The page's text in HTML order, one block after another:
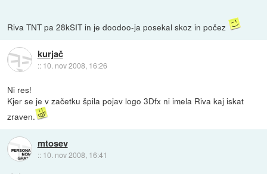
Riva TNT pa 28kSIT in je doodoo-ja posekal skoz in počez
kurjač
:: 10. nov 2008, 16:26
Ni res!
Kjer se je v začetku špila pojav logo 3Dfx ni imela Riva kaj iskat
zraven.
mtosev
:: 10. nov 2008, 16:41